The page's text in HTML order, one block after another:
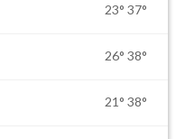
23° 37°
26° 38°
21° 38°